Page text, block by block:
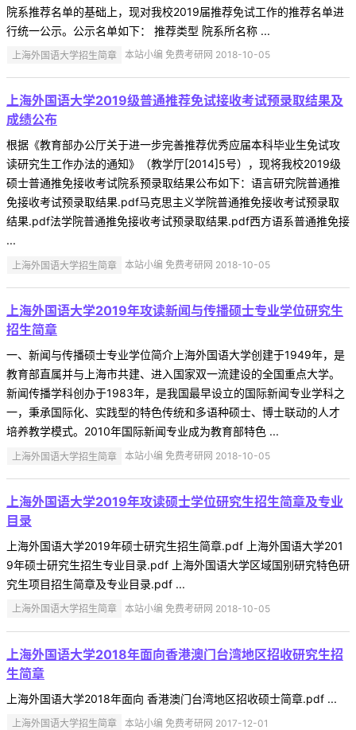
院系推荐名单的基础上，现对我校2019届推荐免试工作的推荐名单进
行统一公示。公示名单如下： 推荐类型 院系所名称 ...
上海外国语大学招生简章 本站小编 免费考研网 2018-10-05
上海外国语大学2019级普通推荐免试接收考试预录取结果及
成绩公布
根据《教育部办公厅关于进一步完善推荐优秀应届本科毕业生免试攻
读研究生工作办法的通知》（教学厅[2014]5号），现将我校2019级
硕士普通推免接收考试院系预录取结果公布如下：语言研究院普通推
免接收考试预录取结果.pdf马克思主义学院普通推免接收考试预录取
结果.pdf法学院普通推免接收考试预录取结果.pdf西方语系普通推免接
...
上海外国语大学招生简章 本站小编 免费考研网 2018-10-05
上海外国语大学2019年攻读新闻与传播硕士专业学位研究生
招生简章
一、新闻与传播硕士专业学位简介上海外国语大学创建于1949年，是
教育部直属并与上海市共建、进入国家双一流建设的全国重点大学。
新闻传播学科创办于1983年，是我国最早设立的国际新闻专业学科之
一，秉承国际化、实践型的特色传统和多语种硕士、博士联动的人才
培养教学模式。2010年国际新闻专业成为教育部特色 ...
上海外国语大学招生简章 本站小编 免费考研网 2018-10-05
上海外国语大学2019年攻读硕士学位研究生招生简章及专业
目录
上海外国语大学2019年硕士研究生招生简章.pdf 上海外国语大学201
9年硕士研究生招生专业目录.pdf 上海外国语大学区域国别研究特色研
究生项目招生简章及专业目录.pdf ...
上海外国语大学招生简章 本站小编 免费考研网 2018-10-05
上海外国语大学2018年面向香港澳门台湾地区招收研究生招
生简章
上海外国语大学2018年面向 香港澳门台湾地区招收硕士简章.pdf ...
上海外国语大学招生简章 本站小编 免费考研网 2017-12-01